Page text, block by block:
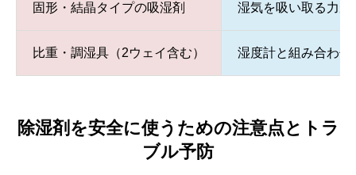
固形・結晶タイプの吸湿剤 湿気を吸い取る力
比重・調湿具（2ウェイ含む） 湿度計と組み合わ
除湿剤を安全に使うための注意点とトラ
ブル予防